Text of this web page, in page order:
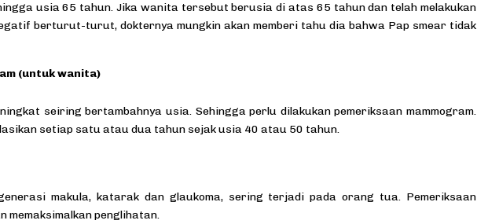
usia 65 tahun. Jika wanita tersebut berusia di atas 65 tahun dan telah melakukan
berturut-turut, dokternya mungkin akan memberi tahu dia bahwa Pap smear tidak
(untuk wanita)
seiring bertambahnya usia. Sehingga perlu dilakukan pemeriksaan mammogram.
setiap satu atau dua tahun sejak usia 40 atau 50 tahun.
makula, katarak dan glaukoma, sering terjadi pada orang tua. Pemeriksaan
memaksimalkan penglihatan.